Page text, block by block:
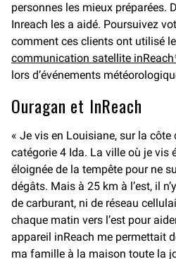
personnes les mieux préparées.
Inreach les a aidé. Poursuivez
comment ces clients ont utilisé
communication satellite inReach
lors d’événements
Ouragan et InReach
« Je vis en Louisiane, sur la côte
catégorie 4 Ida. La ville où je vis
éloignée de la tempête pour ne
dégâts. Mais à 25 km à l’est, il
de carburant, ni de réseau
chaque matin vers l’est pour
appareil inReach me permettait
ma famille à la maison toute la